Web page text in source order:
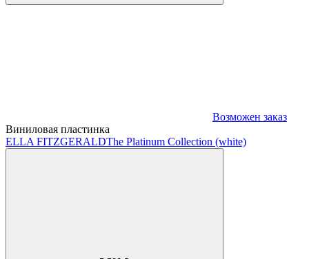
Возможен заказ
Виниловая пластинка
ELLA FITZGERALDThe Platinum Collection (white)